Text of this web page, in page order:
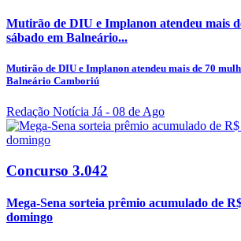
Mutirão de DIU e Implanon atendeu mais
sábado em Balneário...
Mutirão de DIU e Implanon atendeu mais de 70
Balneário Camboriú
Redação Notícia Já - 08 de Ago
Concurso 3.042
Mega-Sena sorteia prêmio acumulado de
domingo